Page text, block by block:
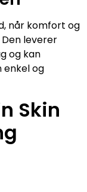
når komfort og
leverer
og kan
enkel og
Skin